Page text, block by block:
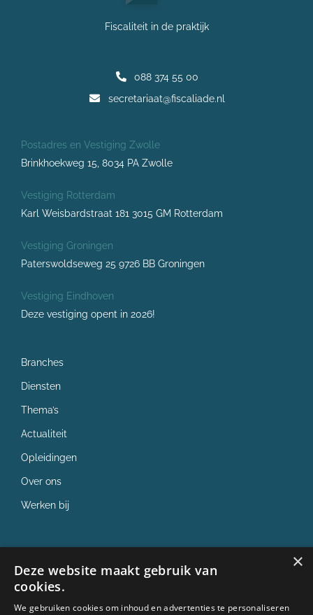
Fiscaliteit in de praktijk
088 374 55 00
secretariaat@fiscaliade.nl
Postadres en Vestiging Zwolle
Brinkhoekweg 15, 8034 PA Zwolle
Vestiging Rotterdam
Karl Weisbardstraat 181 3015 GM Rotterdam
Vestiging Groningen
Paterswoldseweg 25 9726 BB Groningen
Vestiging Eindhoven
Deze vestiging opent in 2026!
Branches
Diensten
Thema’s
Actualiteit
Opleidingen
Over ons
Werken bij
✓ ISO 27001
×
Deze website maakt gebruik van
cookies.
We gebruiken cookies om inhoud en advertenties te personaliseren